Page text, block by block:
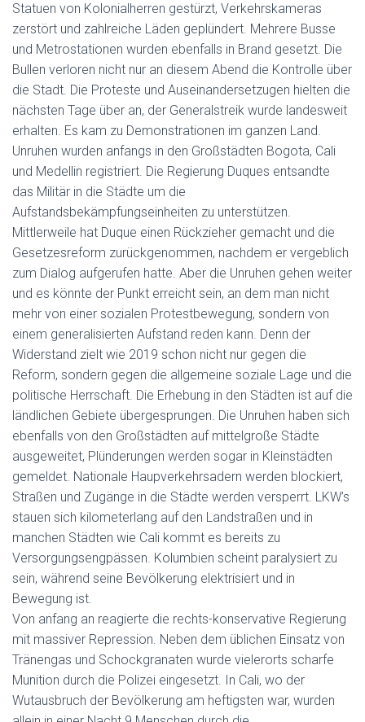
Statuen von Kolonialherren gestürzt, Verkehrskameras
zerstört und zahlreiche Läden geplündert. Mehrere Busse
und Metrostationen wurden ebenfalls in Brand gesetzt. Die
Bullen verloren nicht nur an diesem Abend die Kontrolle über
die Stadt. Die Proteste und Auseinandersetzugen hielten die
nächsten Tage über an, der Generalstreik wurde landesweit
erhalten. Es kam zu Demonstrationen im ganzen Land.
Unruhen wurden anfangs in den Großstädten Bogota, Cali
und Medellin registriert. Die Regierung Duques entsandte
das Militär in die Städte um die
Aufstandsbekämpfungseinheiten zu unterstützen.
Mittlerweile hat Duque einen Rückzieher gemacht und die
Gesetzesreform zurückgenommen, nachdem er vergeblich
zum Dialog aufgerufen hatte. Aber die Unruhen gehen weiter
und es könnte der Punkt erreicht sein, an dem man nicht
mehr von einer sozialen Protestbewegung, sondern von
einem generalisierten Aufstand reden kann. Denn der
Widerstand zielt wie 2019 schon nicht nur gegen die
Reform, sondern gegen die allgemeine soziale Lage und die
politische Herrschaft. Die Erhebung in den Städten ist auf die
ländlichen Gebiete übergesprungen. Die Unruhen haben sich
ebenfalls von den Großstädten auf mittelgroße Städte
ausgeweitet, Plünderungen werden sogar in Kleinstädten
gemeldet. Nationale Haupverkehrsadern werden blockiert,
Straßen und Zugänge in die Städte werden versperrt. LKW’s
stauen sich kilometerlang auf den Landstraßen und in
manchen Städten wie Cali kommt es bereits zu
Versorgungsengpässen. Kolumbien scheint paralysiert zu
sein, während seine Bevölkerung elektrisiert und in
Bewegung ist.
Von anfang an reagierte die rechts-konservative Regierung
mit massiver Repression. Neben dem üblichen Einsatz von
Tränengas und Schockgranaten wurde vielerorts scharfe
Munition durch die Polizei eingesetzt. In Cali, wo der
Wutausbruch der Bevölkerung am heftigsten war, wurden